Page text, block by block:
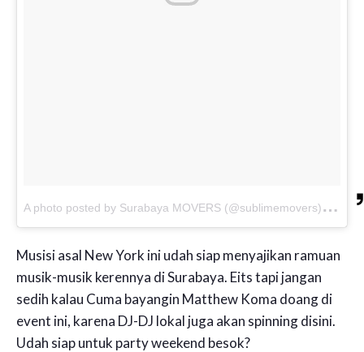
A
photo posted by Surabaya MOVERS (@sublimemovers)
on
Musisi asal New York ini udah siap menyajikan ramuan
musik-musik kerennya di Surabaya. Eits tapi jangan
sedih kalau Cuma bayangin Matthew Koma doang di
event ini, karena DJ-DJ lokal juga akan spinning disini.
Udah siap untuk party weekend besok?